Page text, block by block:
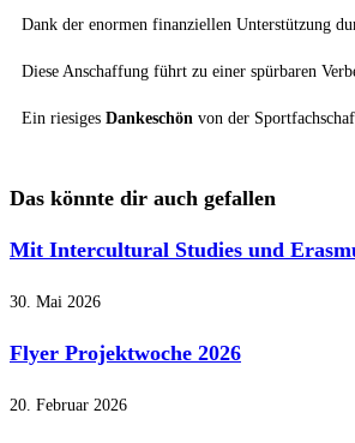
Dank der enormen finanziellen Unterstützung
Diese Anschaffung führt zu einer spürbaren
Ein riesiges Dankeschön von der
Das könnte dir auch gefallen
Mit Intercultural Studies und
30. Mai 2026
Flyer Projektwoche 2026
20. Februar 2026